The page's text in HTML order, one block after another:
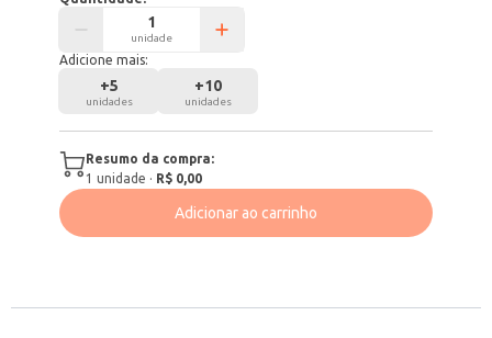
unidade
Adicione mais:
+5
unidades
+10
unidades
Resumo da compra:
1 unidade · R$ 0,00
Adicionar ao carrinho